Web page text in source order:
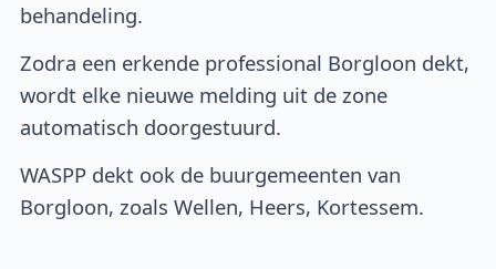
behandeling.
Zodra een erkende professional Borgloon dekt,
wordt elke nieuwe melding uit de zone
automatisch doorgestuurd.
WASPP dekt ook de buurgemeenten van
Borgloon, zoals Wellen, Heers, Kortessem.